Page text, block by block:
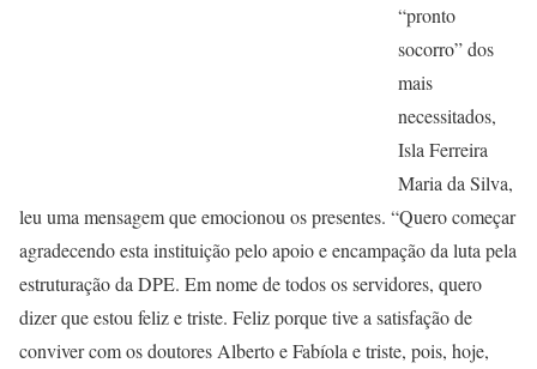
“pronto
socorro” dos
mais
necessitados,
Isla Ferreira
Maria da Silva,
leu uma mensagem que emocionou os presentes. “Quero começar
agradecendo esta instituição pelo apoio e encampação da luta pela
estruturação da DPE. Em nome de todos os servidores, quero
dizer que estou feliz e triste. Feliz porque tive a satisfação de
conviver com os doutores Alberto e Fabíola e triste, pois, hoje,